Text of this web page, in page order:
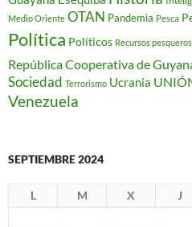
Medio Oriente OTAN Pandemia Pesca
Política Políticos Recursos pesqueros
República Cooperativa de
Sociedad Terrorismo Ucrania
Venezuela
SEPTIEMBRE 2024
L M X J